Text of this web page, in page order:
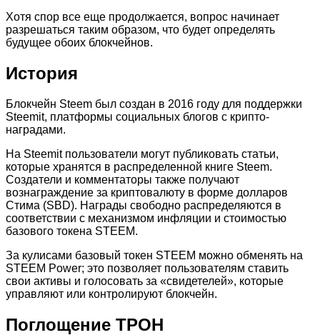
Хотя спор все еще продолжается, вопрос начинает
разрешаться таким образом, что будет определять
будущее обоих блокчейнов.
История
Блокчейн Steem был создан в 2016 году для поддержки
Steemit, платформы социальных блогов с крипто-
наградами.
На Steemit пользователи могут публиковать статьи,
которые хранятся в распределенной книге Steem.
Создатели и комментаторы также получают
вознаграждение за криптовалюту в форме долларов
Стима (SBD). Награды свободно распределяются в
соответствии с механизмом инфляции и стоимостью
базового токена STEEM.
За кулисами базовый токен STEEM можно обменять на
STEEM Power; это позволяет пользователям ставить
свои активы и голосовать за «свидетелей», которые
управляют или контролируют блокчейн.
Поглощение ТРОН